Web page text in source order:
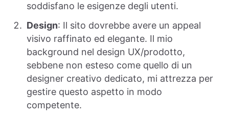
soddisfano le esigenze degli utenti.
Design: Il sito dovrebbe avere un appeal
visivo raffinato ed elegante. Il mio
background nel design UX/prodotto,
sebbene non esteso come quello di un
designer creativo dedicato, mi attrezza per
gestire questo aspetto in modo
competente.